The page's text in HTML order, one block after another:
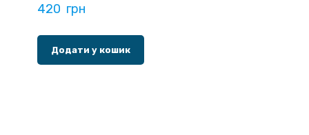
420  грн
Додати у кошик